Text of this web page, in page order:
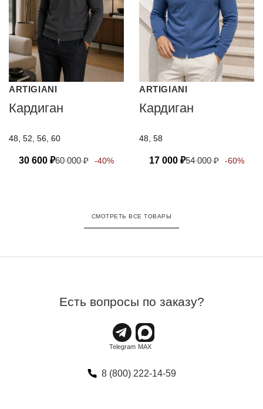
ARTIGIANI
Кардиган
48, 52, 56, 60
30 600 ₽60 000₽ -40%
ARTIGIANI
Кардиган
48, 58
17 000 ₽54 000₽ -60%
СМОТРЕТЬ ВСЕ ТОВАРЫ
Есть вопросы по заказу?
8 (800) 222-14-59